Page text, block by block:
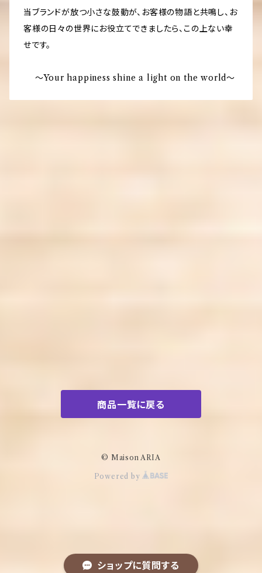
ショップに質問する
当ブランドが放つ小さな鼓動が、お客様の物語と共鳴し、お
客様の日々の世界にお役立てできましたら、この上ない幸
せです。
〜Your happiness shine a light on the world〜
商品一覧に戻る
© Maison ARIA
Powered by